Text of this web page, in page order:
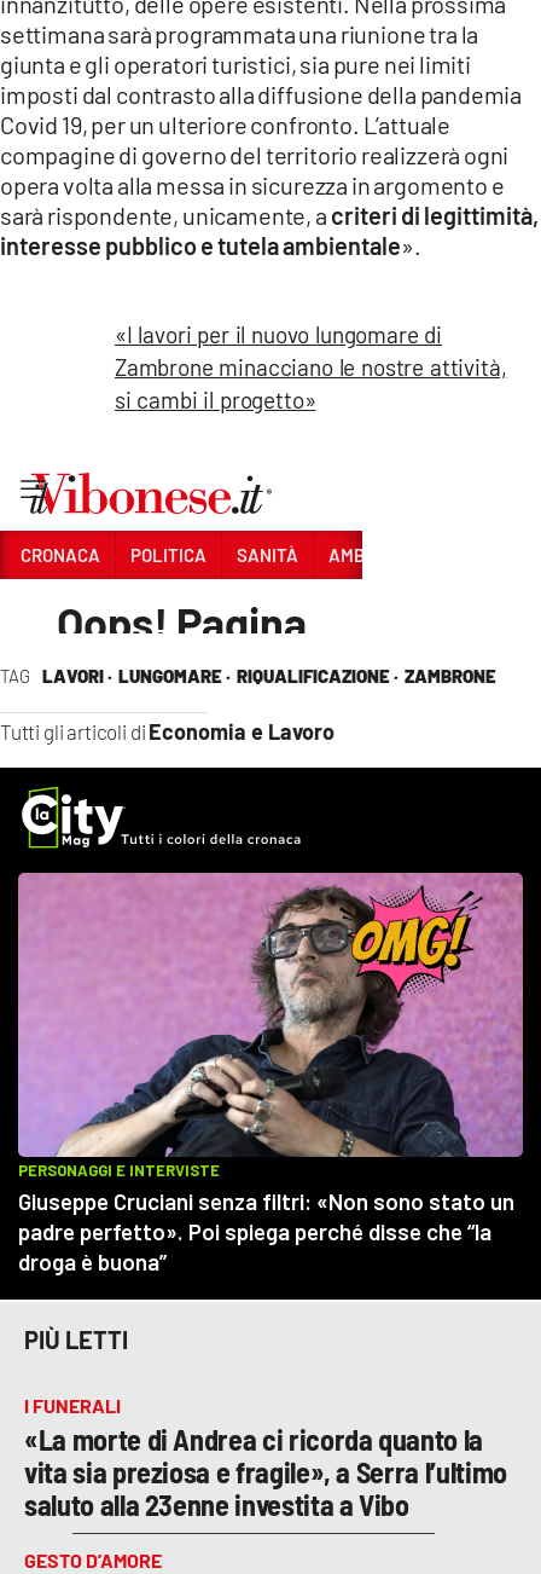
TAG LAVORI · LUNGOMARE · RIQUALIFICAZIONE · ZAMBRONE
Tutti gli articoli di Economia e Lavoro
settimana sarà programmata una riunione tra la
giunta e gli operatori turistici, sia pure nei limiti
imposti dal contrasto alla diffusione della pandemia
Covid 19, per un ulteriore confronto. L’attuale
compagine di governo del territorio realizzerà ogni
opera volta alla messa in sicurezza in argomento e
sarà rispondente, unicamente, a criteri di legittimità,
interesse pubblico e tutela ambientale».
«I lavori per il nuovo lungomare di
Zambrone minacciano le nostre attività,
si cambi il progetto»
PIÙ LETTI
I FUNERALI
«La morte di Andrea ci ricorda quanto la
vita sia preziosa e fragile», a Serra l’ultimo
saluto alla 23enne investita a Vibo
GESTO D’AMORE